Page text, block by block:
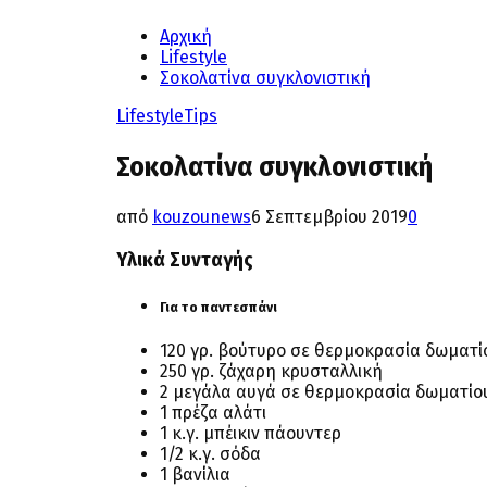
Αρχική
Lifestyle
Σοκολατίνα συγκλονιστική
LifestyleTips
Σοκολατίνα συγκλονιστική
από kouzounews6 Σεπτεμβρίου 20190
Υλικά Συνταγής
Για το παντεσπάνι
120 γρ. βούτυρο σε θερμοκρασία
250 γρ. ζάχαρη κρυσταλλική
2 μεγάλα αυγά σε θερμοκρασία
1 πρέζα αλάτι
1 κ.γ. μπέικιν πάουντερ
1/2 κ.γ. σόδα
1 βανίλια